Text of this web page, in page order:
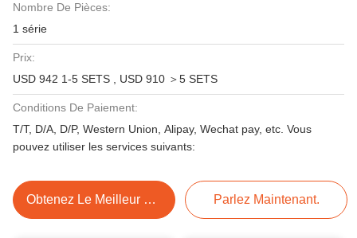
Nombre De Pièces:
1 série
Prix:
USD 942 1-5 SETS , USD 910 ＞5 SETS
Conditions De Paiement:
T/T, D/A, D/P, Western Union, Alipay, Wechat pay, etc. Vous
pouvez utiliser les services suivants:
Obtenez Le Meilleur Prix Parlez Maintenant.